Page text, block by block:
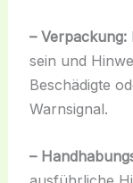
– Verpackung:
sein und
Beschädigte
Warnsignal.
–